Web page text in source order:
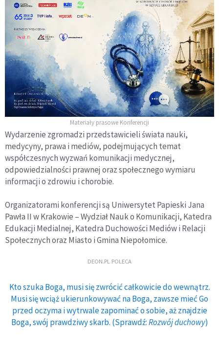
Materiały prasowe Konferencji
Wydarzenie zgromadzi przedstawicieli świata nauki,
medycyny, prawa i mediów, podejmujących temat
współczesnych wyzwań komunikacji medycznej,
odpowiedzialności prawnej oraz społecznego wymiaru
informacji o zdrowiu i chorobie.
Organizatorami konferencji są Uniwersytet Papieski Jana
Pawła II w Krakowie – Wydział Nauk o Komunikacji, Katedra
Edukacji Medialnej, Katedra Duchowości Mediów i Relacji
Społecznych oraz Miasto i Gmina Niepołomice.
DEON.PL POLECA
Kto szuka Boga, musi się zwrócić całkowicie do wewnątrz.
Musi się wciąż ukierunkowywać na Boga, zawsze mieć Go
przed oczyma i wytrwale zapominać o sobie, aż znajdzie
Boga, swój prawdziwy skarb. (Sprawdź:Rozwój duchowy)